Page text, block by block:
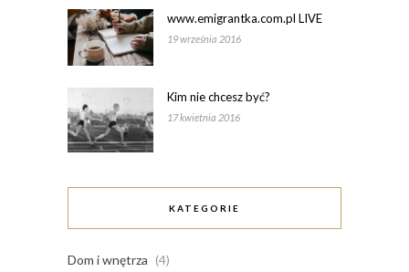
www.emigrantka.com.pl LIVE
19 września 2016
Kim nie chcesz być?
17 kwietnia 2016
KATEGORIE
Dom i wnętrza (4)